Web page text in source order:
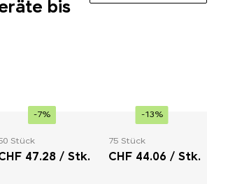
bis
-7%
Stück
47.28 / Stk.
-13%
75 Stück
CHF 44.06 / Stk.